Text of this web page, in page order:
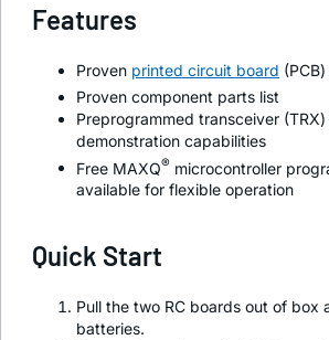
Features
Proven printed circuit board
Proven component parts list
Preprogrammed transceiver
demonstration capabilities
Free MAXQ® microcontroller
available for flexible operation
Quick Start
Pull the two RC boards out of box
batteries.